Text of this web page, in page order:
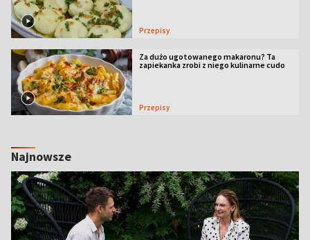
Przepisy
Za dużo ugotowanego makaronu? Ta
zapiekanka zrobi z niego kulinarne cudo
Przepisy
Najnowsze